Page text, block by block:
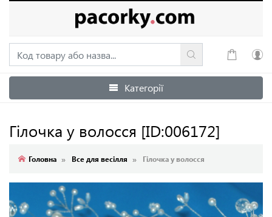
Увійти
Категорії
Гілочка у волосся [ID:006172]
Головна Все для весілля Гілочка у волосся